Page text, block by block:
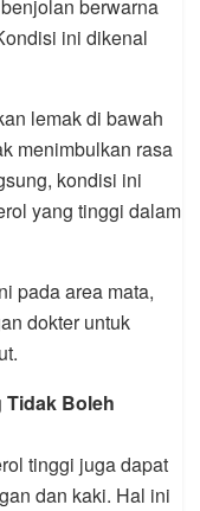
berwarna
ini dikenal
lemak di bawah
menimbulkan rasa
kondisi ini
yang tinggi dalam
pada area mata,
dokter untuk
Tidak Boleh
tinggi juga dapat
dan kaki. Hal ini